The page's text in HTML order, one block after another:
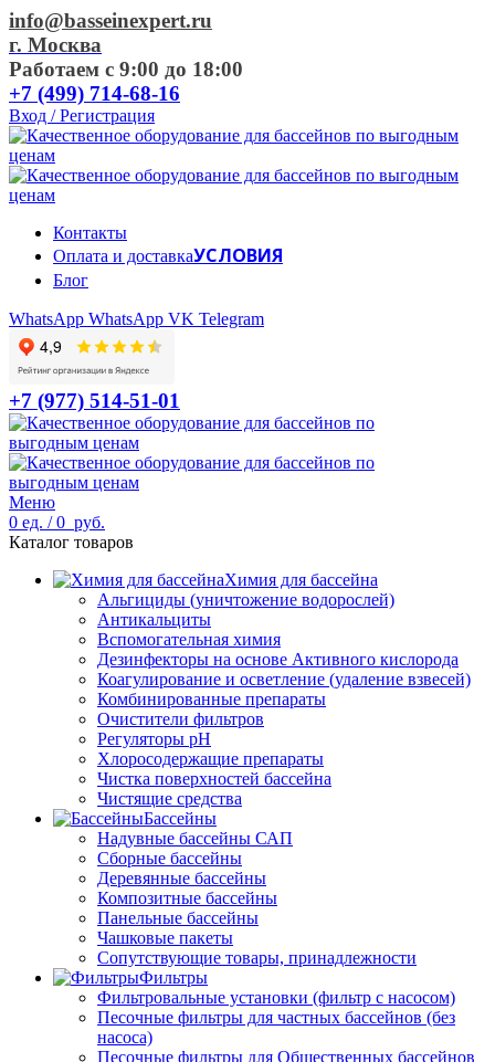
info@basseinexpert.ru
г. Москва
Работаем с 9:00 до 18:00
+7 (499) 714-68-16
Вход / Регистрация
Контакты
Оплата и доставкаУСЛОВИЯ
Блог
WhatsApp WhatsApp VK Telegram
+7 (977) 514-51-01
Меню
0 ед. / 0 руб.
Каталог товаров
Химия для бассейна
Альгициды (уничтожение водорослей)
Антикальциты
Вспомогательная химия
Дезинфекторы на основе Активного кислорода
Коагулирование и осветление (удаление взвесей)
Комбинированные препараты
Очистители фильтров
Регуляторы pH
Хлоросодержащие препараты
Чистка поверхностей бассейна
Чистящие средства
Бассейны
Надувные бассейны САП
Сборные бассейны
Деревянные бассейны
Композитные бассейны
Панельные бассейны
Чашковые пакеты
Сопутствующие товары, принадлежности
Фильтры
Фильтровальные установки (фильтр с насосом)
Песочные фильтры для частных бассейнов (без
насоса)
Песочные фильтры для Общественных бассейнов